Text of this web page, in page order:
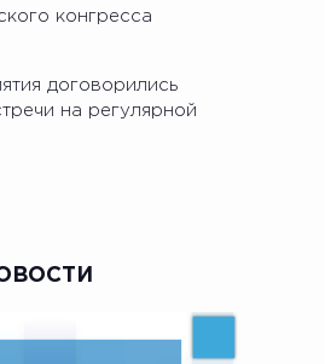
конгресса
договорились
на регулярной